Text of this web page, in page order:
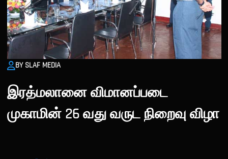
BY SLAF MEDIA
இரத்மலானை விமானப்படை
முகாமின் 26 வது வருட நிறைவு விழா